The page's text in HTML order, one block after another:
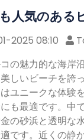
人気のある
2025 08:10
の魅力的な海岸
しいビーチを誇
ユニークな体験
も最適です。中
の砂浜と透明な
です。近くの静